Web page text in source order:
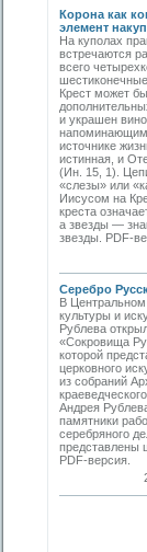
Корона как
элемент
На куполах
встречаются
всего
Крест может
и украшен
источнике
истинная, и
(Ин. 15, 1).
«слезы» или
Иисусом на
креста
а звезды —
звезды. PDF-
Серебро
В
культуры и
Рублева
«Сокровища
которой
церковного
из собраний
Андрея
памятники
серебряного
представлены
PDF-версия.